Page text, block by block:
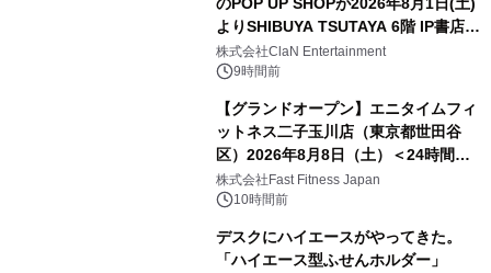
よりSHIBUYA TSUTAYA 6階 IP書店で
開催決定！！
株式会社ClaN Entertainment
9時間前
【グランドオープン】エニタイムフィ
ットネス二子玉川店（東京都世田谷
区）2026年8月8日（土）＜24時間年
中無休のフィットネスジム＞
株式会社Fast Fitness Japan
10時間前
デスクにハイエースがやってきた。
「ハイエース型ふせんホルダー」